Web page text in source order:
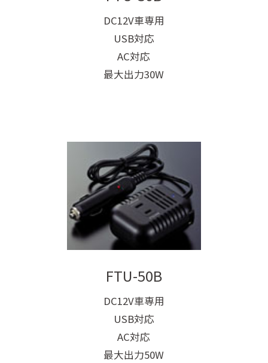
DC12V車専用
USB対応
AC対応
最大出力30W
FTU-50B
DC12V車専用
USB対応
AC対応
最大出力50W